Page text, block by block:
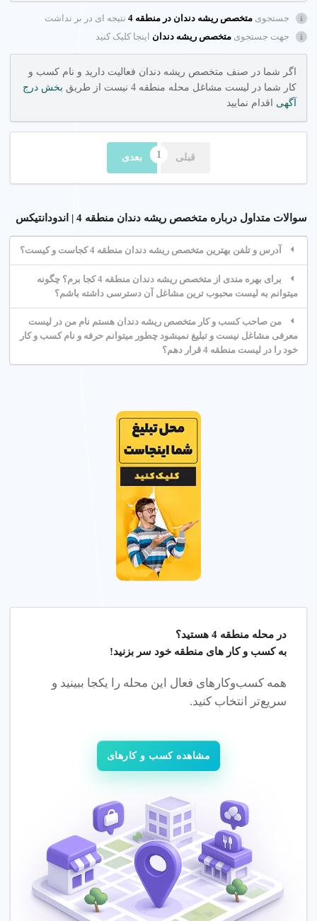
جستجوی متخصص ریشه دندان در منطقه 4
نتیجه ای در بر نداشت
جهت جستجوی متخصص ریشه دندان اینجا کلیک کنید
اگر شما در صنف متخصص ریشه دندان فعالیت دارید و نام کسب و
کار شما در لیست مشاغل محله منطقه 4 نیست از طریق
بخش درج
آگهی اقدام نمایید
قبلی بعدی
سوالات متداول درباره متخصص ریشه دندان منطقه 4 | اندودانتیکس
آدرس و تلفن بهترین متخصص ریشه دندان منطقه 4 کجاست و کیست؟
برای بهره مندی از متخصص ریشه دندان منطقه 4 کجا برم؟ چگونه
میتوانم به لیست محبوب ترین مشاغل آن دسترسی داشته باشم؟
من صاحب کسب و کار متخصص ریشه دندان هستم نام من در لیست
معرفی مشاغل نیست و تبلیغ نمیشود چطور میتوانم حرفه و نام کسب و کار
خود را در لیست منطقه 4 قرار دهم؟
در محله منطقه 4 هستید؟
به کسب و کار های منطقه خود سر بزنید!
همه کسب‌وکارهای فعال این محله را یکجا ببینید و
سریع‌تر انتخاب کنید.
مشاهده کسب و کارهای